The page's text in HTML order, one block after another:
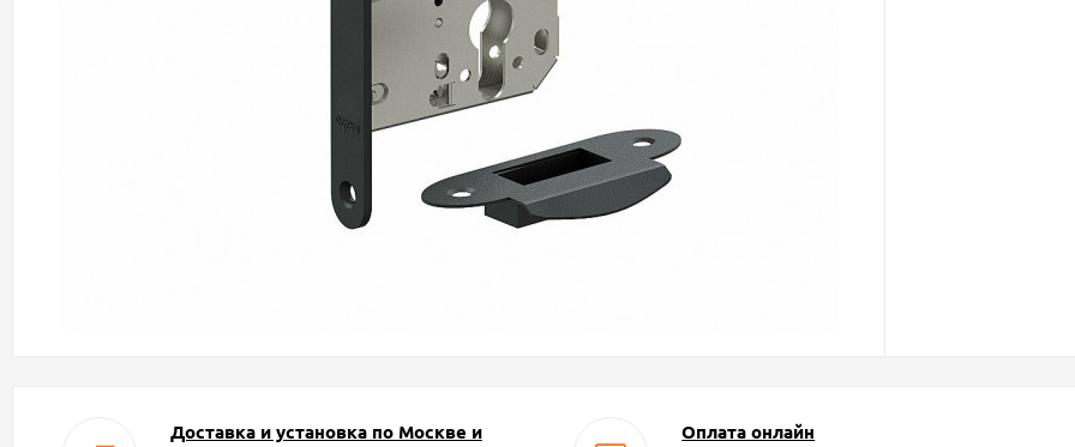
Доставка и установка по Москве и
Оплата онлайн